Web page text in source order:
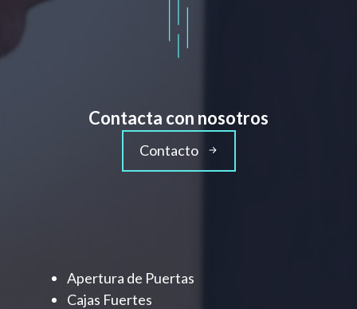
Contacta con nosotros
Contacto
Apertura de Puertas
Cajas Fuertes